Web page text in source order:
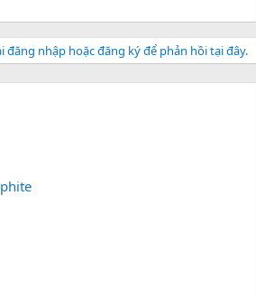
đăng nhập hoặc đăng ký để phản hồi tại đây.